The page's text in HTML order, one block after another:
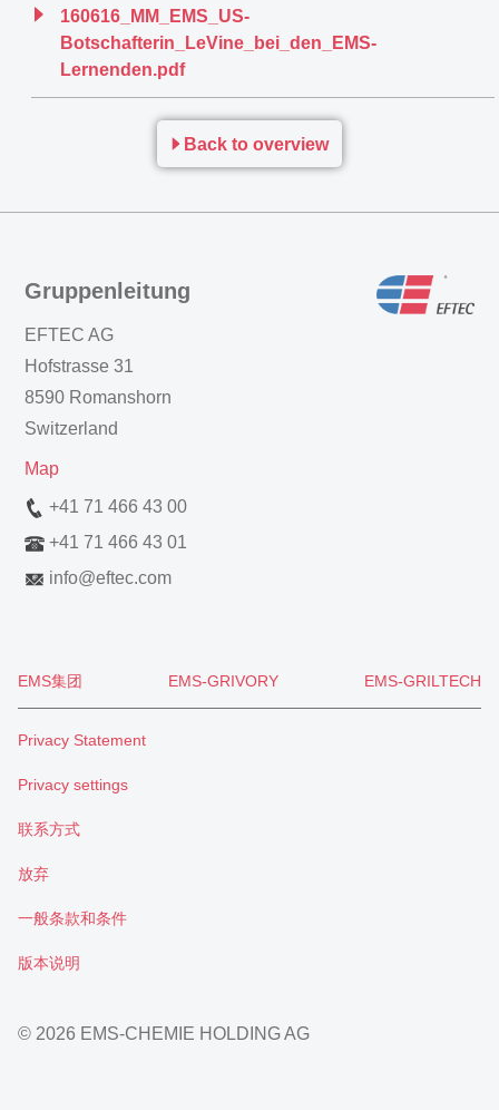
160616_MM_EMS_US-
Botschafterin_LeVine_bei_den_EMS-
Lernenden.pdf
Back to overview
Gruppenleitung
EFTEC AG
Hofstrasse 31
8590 Romanshorn
Switzerland
Map
+41 71 466 43 00
+41 71 466 43 01
info@eftec.com
EMS集团 EMS-GRIVORY EMS-GRILTECH
Privacy Statement
Privacy settings
联系方式
放弃
一般条款和条件
版本说明
© 2026 EMS-CHEMIE HOLDING AG